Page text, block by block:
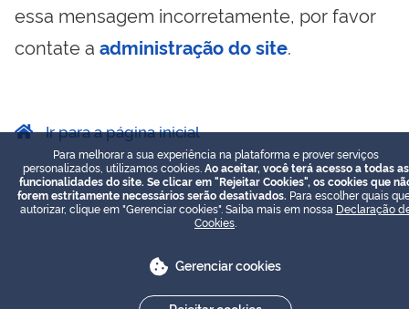
essa mensagem incorretamente, por favor
contate a administração do site.
Ir para a página inicial
Para melhorar a sua experiência na plataforma e prover serviços
personalizados, utilizamos cookies. Ao aceitar, você terá acesso a todas as
funcionalidades do site. Se clicar em "Rejeitar Cookies", os cookies que
forem estritamente necessários serão desativados. Para escolher quais
autorizar, clique em "Gerenciar cookies". Saiba mais em nossa Declaração
Cookies
Gerenciar cookies